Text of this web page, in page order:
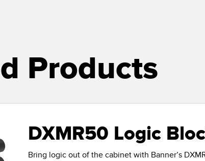
Products
DXMR50 Logic
Bring logic out of the cabinet with Banner’s